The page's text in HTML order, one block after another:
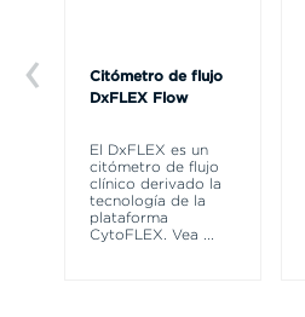
Citómetro de flujo
DxFLEX Flow
El DxFLEX es un
citómetro de flujo
clínico derivado la
tecnología de la
plataforma
CytoFLEX. Vea ...